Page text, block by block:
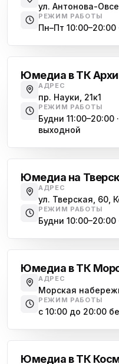
ю
Юмедиа в
ул.
Юмедиа
ю
Юмедиа во
пр.
ул. Антонова-
РЕЖИМ РАБОТЫ
Пн–Пт 10:00–20:00
Юмедиа в ТК
АДРЕС
пр. Науки, 21к1
РЕЖИМ РАБОТЫ
Будни 11:00–20:00
выходной
Юмедиа на
АДРЕС
ул. Тверская, 60,
РЕЖИМ РАБОТЫ
Будни 10:00–20:00
Юмедиа в ТК
АДРЕС
Морская
РЕЖИМ РАБОТЫ
с 10:00 до 20:00
Юмедиа в ТК